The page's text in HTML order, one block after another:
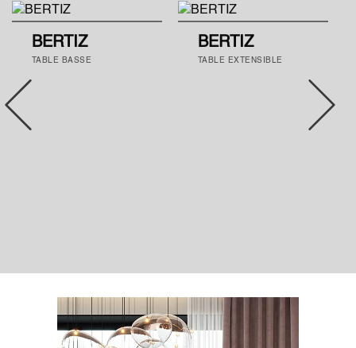
TABLE BASSE
BERTIZ
TABLE EXTENSIBLE
BERTIZ